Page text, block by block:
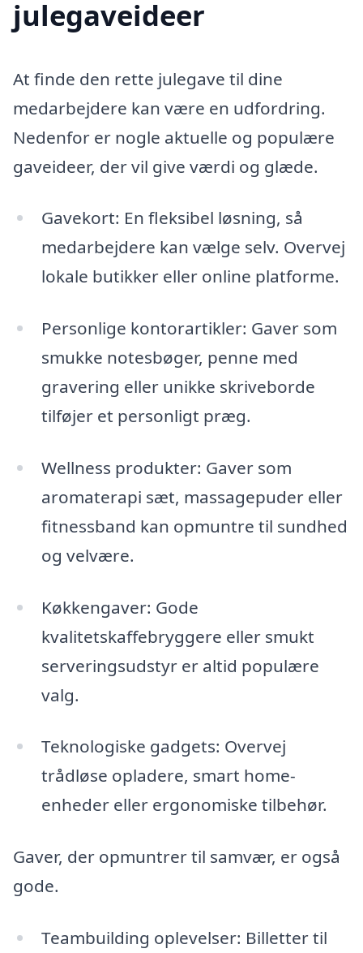
julegaveideer
At finde den rette julegave til dine
medarbejdere kan være en udfordring.
Nedenfor er nogle aktuelle og populære
gaveideer, der vil give værdi og glæde.
Gavekort: En fleksibel løsning, så
medarbejdere kan vælge selv. Overvej
lokale butikker eller online platforme.
Personlige kontorartikler: Gaver som
smukke notesbøger, penne med
gravering eller unikke skriveborde
tilføjer et personligt præg.
Wellness produkter: Gaver som
aromaterapi sæt, massagepuder eller
fitnessband kan opmuntre til sundhed
og velvære.
Køkkengaver: Gode
kvalitetskaffebryggere eller smukt
serveringsudstyr er altid populære
valg.
Teknologiske gadgets: Overvej
trådløse opladere, smart home-
enheder eller ergonomiske tilbehør.
Gaver, der opmuntrer til samvær, er også
gode.
Teambuilding oplevelser: Billetter til